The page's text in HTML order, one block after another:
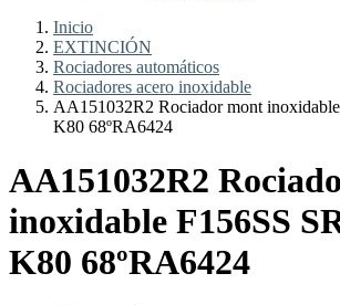
Inicio
EXTINCIÓN
Rociadores automáticos
Rociadores acero inoxidable
AA151032R2 Rociador mont
K80 68ºRA6424
AA151032R2
inoxidable F156SS
K80 68ºRA6424